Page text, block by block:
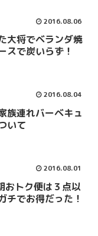
2016.08.06
大将でベランダ焼
スで炭いらず！
2016.08.04
族連れバーベキュ
いて
2016.08.01
おトク便は３点以
チでお得だった！